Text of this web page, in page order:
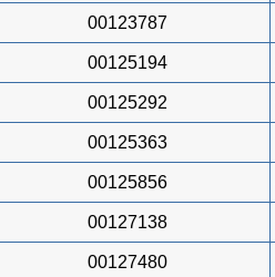
00123787
00125194
00125292
00125363
00125856
00127138
00127480